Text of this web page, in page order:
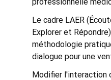
Le cadre LAER
Explorer et
méthodologie
dialogue pour une
Modifier l'interaction